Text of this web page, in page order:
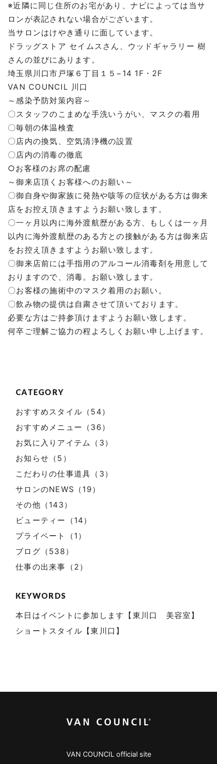
CATEGORY
おすすめスタイル（54）
おすすめメニュー（36）
お気に入りアイテム（3）
お知らせ（5）
こだわりの仕事道具（3）
サロンのNEWS（19）
その他（143）
ビューティー（14）
プライベート（1）
ブログ（538）
仕事の出来事（2）
KEYWORDS
本日はイベントに参加します【東川口 美容室】
ショートスタイル【東川口】
※近隣に同じ住所のお宅があり、ナビによっては当サ
ロンが表記されない場合がございます。
当サロンはけやき通りに面しています。
ドラッグストア セイムスさん、ウッドギャラリー 樹
さんの並びにあります。
埼玉県川口市戸塚６丁目１５−14 1F・2F
VAN COUNCIL 川口
～感染予防対策内容～
〇スタッフのこまめな手洗いうがい、マスクの着用
〇毎朝の体温検査
〇店内の換気、空気清浄機の設置
〇店内の消毒の徹底
○お客様のお席の配慮
～御来店頂くお客様へのお願い～
〇御自身や御家族に発熱や咳等の症状がある方は御来
店をお控え頂きますようお願い致します。
〇一ヶ月以内に海外渡航歴がある方、もしくは一ヶ月
以内に海外渡航歴のある方との接触がある方は御来店
をお控え頂きますようお願い致します。
〇御来店前には手指用のアルコール消毒剤を用意して
おりますので、消毒。お願い致します。
〇お客様の施術中のマスク着用のお願い。
〇飲み物の提供は自粛させて頂いております。
必要な方はご持参頂けますようお願い致します。
何卒ご理解ご協力の程よろしくお願い申し上げます。
VAN COUNCIL official site